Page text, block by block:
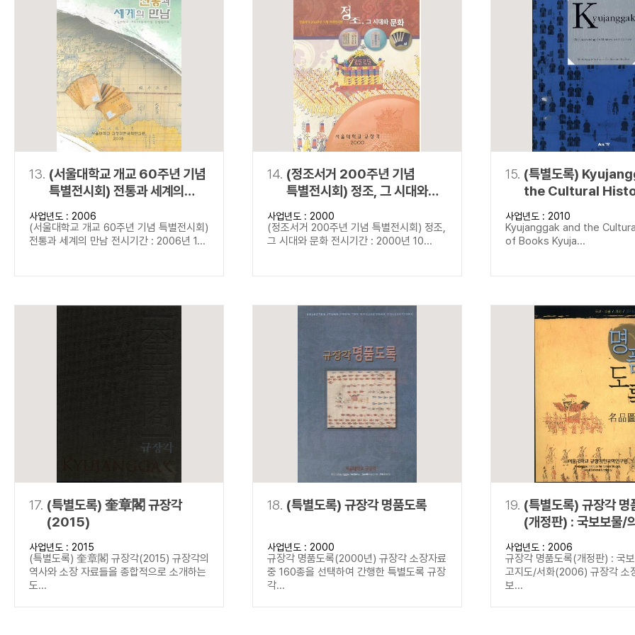
13. (서울대학교 개교 60주년 기념
특별전시회) 전통과 세계의
만남
사업년도 : 2006
(서울대학교 개교 60주년 기념 특별전시회)
전통과 세계의 만남 전시기간 : 2006년 1...
14. (정조서거 200주년 기념
특별전시회) 정조, 그 시대와
문화
사업년도 : 2000
(정조서거 200주년 기념 특별전시회) 정조,
그 시대와 문화 전시기간 : 2000년 10...
15. (특별도록)
the Cultural
Books
Rediscovering
and Culture
사업년도 : 2010
Kyujanggak and the
of Books Kyuja...
17. (특별도록) 奎章閣 규장각
(2015)
사업년도 : 2015
(특별도록) 奎章閣 규장각(2015) 규장각의
역사와 소장 자료들을 종합적으로 소개하는
도...
18. (특별도록) 규장각 명품도록
사업년도 : 2000
규장각 명품도록(2000년) 규장각 소장자료
중 160종을 선택하여 간행한 특별도록 규장
각...
19. (특별도록) 규장각 명
(개정판) : 국보보물/
고지도/서화
사업년도 : 2006
규장각 명품도록(개정판) : 국
고지도/서화(2006) 규장각 소
보...